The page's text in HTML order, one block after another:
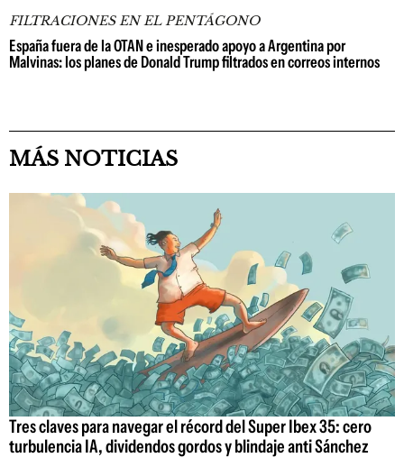
FILTRACIONES EN EL PENTÁGONO
España fuera de la OTAN e inesperado apoyo a Argentina por
Malvinas: los planes de Donald Trump filtrados en correos internos
MÁS NOTICIAS
Tres claves para navegar el récord del Super Ibex 35: cero
turbulencia IA, dividendos gordos y blindaje anti Sánchez